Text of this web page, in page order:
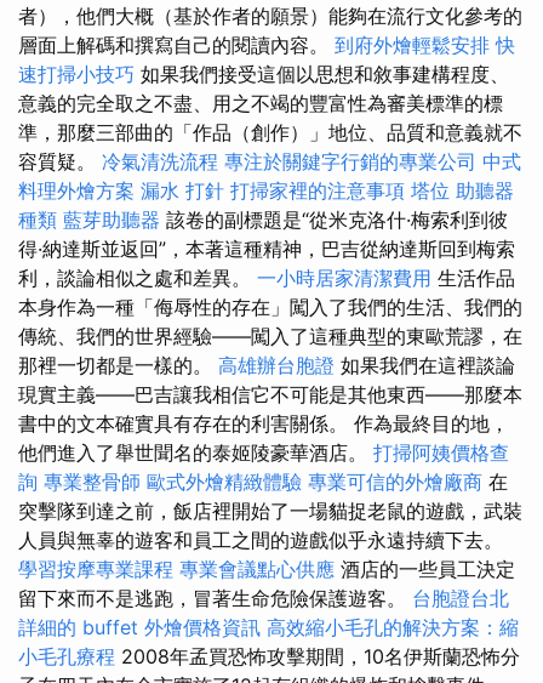
者），他們大概（基於作者的願景）能夠在流行文化參考的
層面上解碼和撰寫自己的閱讀內容。 到府外燴輕鬆安排 快
速打掃小技巧 如果我們接受這個以思想和敘事建構程度、
意義的完全取之不盡、用之不竭的豐富性為審美標準的標
準，那麼三部曲的「作品（創作）」地位、品質和意義就不
容質疑。 冷氣清洗流程 專注於關鍵字行銷的專業公司 中式
料理外燴方案 漏水 打針 打掃家裡的注意事項 塔位 助聽器
種類 藍芽助聽器 該卷的副標題是“從米克洛什·梅索利到彼
得·納達斯並返回”，本著這種精神，巴吉從納達斯回到梅索
利，談論相似之處和差異。 一小時居家清潔費用 生活作品
本身作為一種「侮辱性的存在」闖入了我們的生活、我們的
傳統、我們的世界經驗——闖入了這種典型的東歐荒謬，在
那裡一切都是一樣的。 高雄辦台胞證 如果我們在這裡談論
現實主義——巴吉讓我相信它不可能是其他東西——那麼本
書中的文本確實具有存在的利害關係。 作為最終目的地，
他們進入了舉世聞名的泰姬陵豪華酒店。 打掃阿姨價格查
詢 專業整骨師 歐式外燴精緻體驗 專業可信的外燴廠商 在
突擊隊到達之前，飯店裡開始了一場貓捉老鼠的遊戲，武裝
人員與無辜的遊客和員工之間的遊戲似乎永遠持續下去。
學習按摩專業課程 專業會議點心供應 酒店的一些員工決定
留下來而不是逃跑，冒著生命危險保護遊客。 台胞證台北
詳細的 buffet 外燴價格資訊 高效縮小毛孔的解決方案：縮
小毛孔療程 2008年孟買恐怖攻擊期間，10名伊斯蘭恐怖分